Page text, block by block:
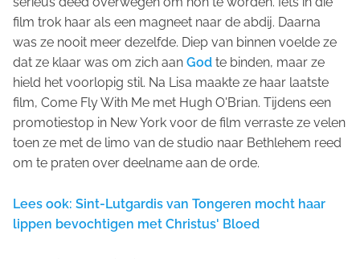
film trok haar als een magneet naar de abdij. Daarna
was ze nooit meer dezelfde. Diep van binnen voelde ze
dat ze klaar was om zich aan God te binden, maar ze
hield het voorlopig stil. Na Lisa maakte ze haar laatste
film, Come Fly With Me met Hugh O'Brian. Tijdens een
promotiestop in New York voor de film verraste ze velen
toen ze met de limo van de studio naar Bethlehem reed
om te praten over deelname aan de orde.
Lees ook: Sint-Lutgardis van Tongeren mocht haar
lippen bevochtigen met Christus' Bloed